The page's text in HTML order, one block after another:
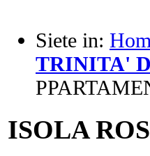
Siete in:
TRINITA'
ISOLA